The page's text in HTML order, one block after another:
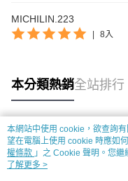
MICHILIN.223
| 8入
本分類熱銷全站排行
熱門標籤
本網站中使用 cookie，欲查詢
望在電腦上使用 cookie 時應如
權條款 」之 Cookie 聲明。您
用條款之 Cookie 聲明使用
了解更多 >